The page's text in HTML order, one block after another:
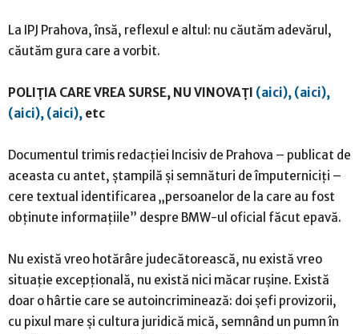
La IPJ Prahova, însă, reflexul e altul: nu căutăm adevărul,
căutăm gura care a vorbit.
POLIȚIA CARE VREA SURSE, NU VINOVAȚI (aici), (aici),
(aici), (aici), etc
Documentul trimis redacției Incisiv de Prahova – publicat de
aceasta cu antet, ștampilă și semnături de împuterniciți –
cere textual identificarea „persoanelor de la care au fost
obținute informațiile” despre BMW-ul oficial făcut epavă.
Nu există vreo hotărâre judecătorească, nu există vreo
situație excepțională, nu există nici măcar rușine. Există
doar o hârtie care se autoincriminează: doi șefi provizorii,
cu pixul mare și cultura juridică mică, semnând un pumn în